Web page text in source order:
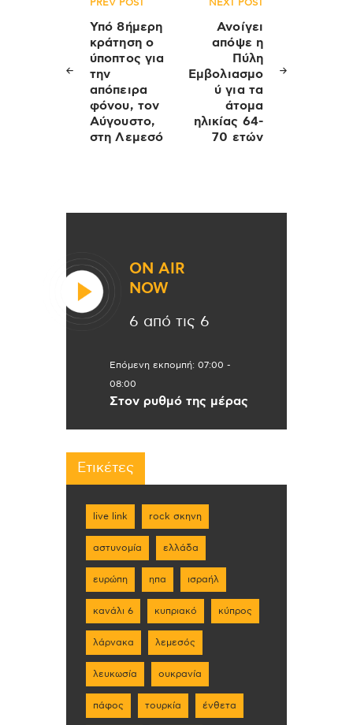
Πλοήγηση
άρθρων
PREV POST
Υπό 8ήμερη
κράτηση ο
ύποπτος για
την
απόπειρα
φόνου, τον
Αύγουστο,
στη Λεμεσό
NEXT POST
Ανοίγει
απόψε η
Πύλη
Εμβολιασμο
ύ για τα
άτομα
ηλικίας 64-
70 ετών
ON AIR
NOW
6 από τις 6
Επόμενη εκπομπή: 07:00 -
08:00
Στον ρυθμό της μέρας
Ετικέτες
live link rock σκηνη
αστυνομία ελλάδα
ευρώπη ηπα ισραήλ
κανάλι 6 κυπριακό κύπρος
λάρνακα λεμεσός
λευκωσία ουκρανία
πάφος τουρκία ένθετα